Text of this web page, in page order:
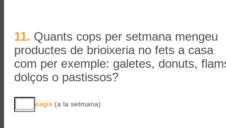
11. Quants cops per setmana mengeu
productes de brioixeria no fets a casa
com per exemple: galetes, donuts,
dolços o pastissos?
cops (a la setmana)